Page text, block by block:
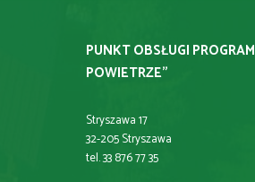
PUNKT OBSŁUGI
POWIETRZE"
Stryszawa 17
32-205 Stryszawa
tel. 33 876 77 35